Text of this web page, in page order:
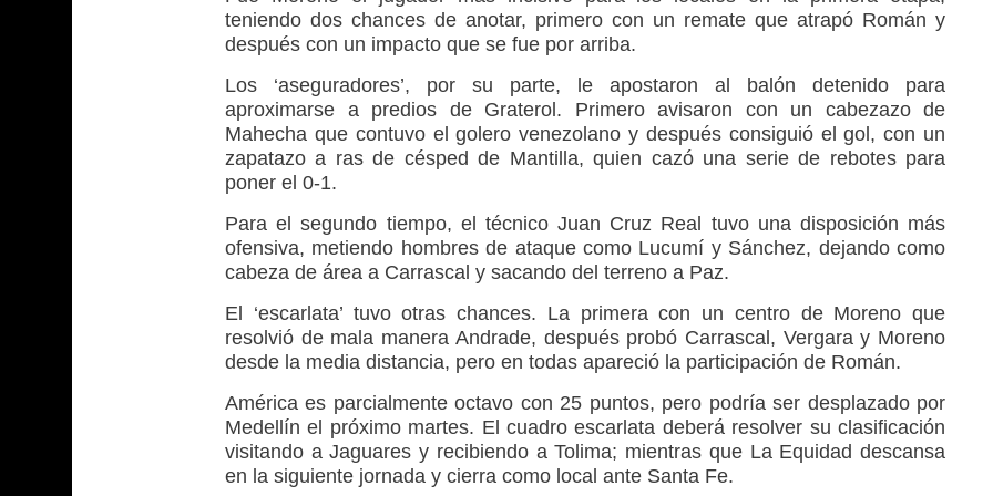
teniendo dos chances de anotar, primero con un remate que atrapó Román y
después con un impacto que se fue por arriba.
Los ‘aseguradores’, por su parte, le apostaron al balón detenido para
aproximarse a predios de Graterol. Primero avisaron con un cabezazo de
Mahecha que contuvo el golero venezolano y después consiguió el gol, con un
zapatazo a ras de césped de Mantilla, quien cazó una serie de rebotes para
poner el 0-1.
Para el segundo tiempo, el técnico Juan Cruz Real tuvo una disposición más
ofensiva, metiendo hombres de ataque como Lucumí y Sánchez, dejando como
cabeza de área a Carrascal y sacando del terreno a Paz.
El ‘escarlata’ tuvo otras chances. La primera con un centro de Moreno que
resolvió de mala manera Andrade, después probó Carrascal, Vergara y Moreno
desde la media distancia, pero en todas apareció la participación de Román.
América es parcialmente octavo con 25 puntos, pero podría ser desplazado por
Medellín el próximo martes. El cuadro escarlata deberá resolver su clasificación
visitando a Jaguares y recibiendo a Tolima; mientras que La Equidad descansa
en la siguiente jornada y cierra como local ante Santa Fe.